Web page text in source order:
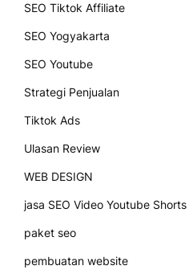
SEO Tiktok Affiliate
SEO Yogyakarta
SEO Youtube
Strategi Penjualan
Tiktok Ads
Ulasan Review
WEB DESIGN
jasa SEO Video Youtube Shorts
paket seo
pembuatan website